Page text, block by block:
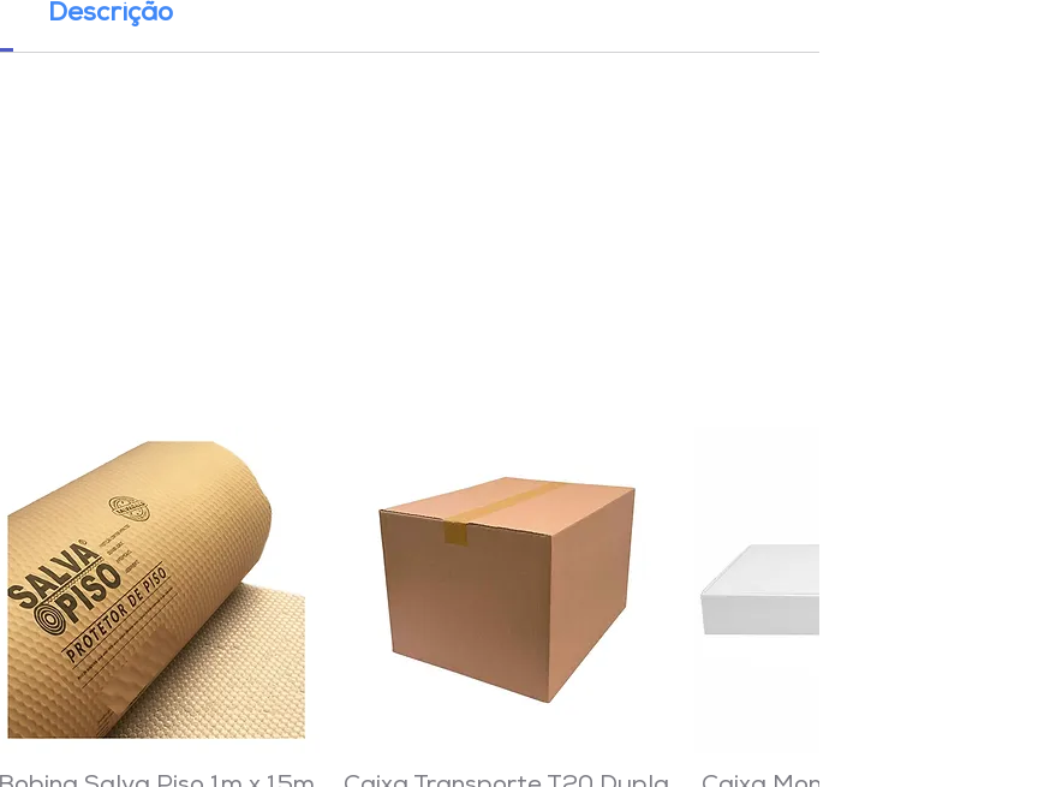
Descrição